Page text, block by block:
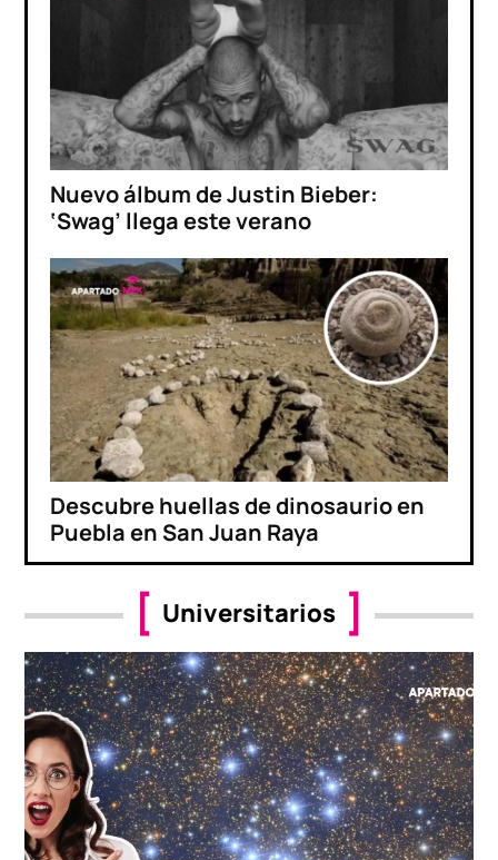
Nuevo álbum de Justin Bieber:
‘Swag’ llega este verano
Descubre huellas de dinosaurio en
Puebla en San Juan Raya
Universitarios